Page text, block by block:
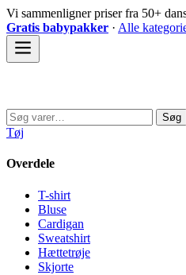
Spring
til
indhold
Vi sammenligner priser fra 50+
Gratis babypakker · Alle
Søg
efter:
Søg
Tøj
Overdele
T-shirt
Bluse
Cardigan
Sweatshirt
Hættetrøje
Skjorte